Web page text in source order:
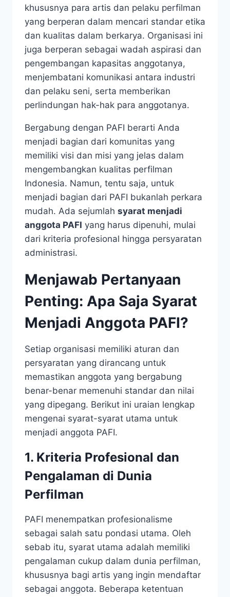
khususnya para artis dan pelaku perfilman
yang berperan dalam mencari standar etika
dan kualitas dalam berkarya. Organisasi ini
juga berperan sebagai wadah aspirasi dan
pengembangan kapasitas anggotanya,
menjembatani komunikasi antara industri
dan pelaku seni, serta memberikan
perlindungan hak-hak para anggotanya.
Bergabung dengan PAFI berarti Anda
menjadi bagian dari komunitas yang
memiliki visi dan misi yang jelas dalam
mengembangkan kualitas perfilman
Indonesia. Namun, tentu saja, untuk
menjadi bagian dari PAFI bukanlah perkara
mudah. Ada sejumlah syarat menjadi
anggota PAFI yang harus dipenuhi, mulai
dari kriteria profesional hingga persyaratan
administrasi.
Menjawab Pertanyaan
Penting: Apa Saja Syarat
Menjadi Anggota PAFI?
Setiap organisasi memiliki aturan dan
persyaratan yang dirancang untuk
memastikan anggota yang bergabung
benar-benar memenuhi standar dan nilai
yang dipegang. Berikut ini uraian lengkap
mengenai syarat-syarat utama untuk
menjadi anggota PAFI.
1. Kriteria Profesional dan
Pengalaman di Dunia
Perfilman
PAFI menempatkan profesionalisme
sebagai salah satu pondasi utama. Oleh
sebab itu, syarat utama adalah memiliki
pengalaman cukup dalam dunia perfilman,
khususnya bagi artis yang ingin mendaftar
sebagai anggota. Beberapa ketentuan